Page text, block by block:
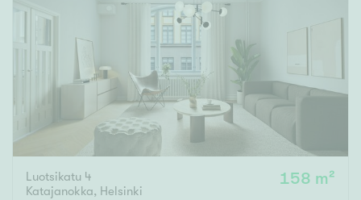
Luotsikatu 4
Katajanokka, Helsinki
158 m²